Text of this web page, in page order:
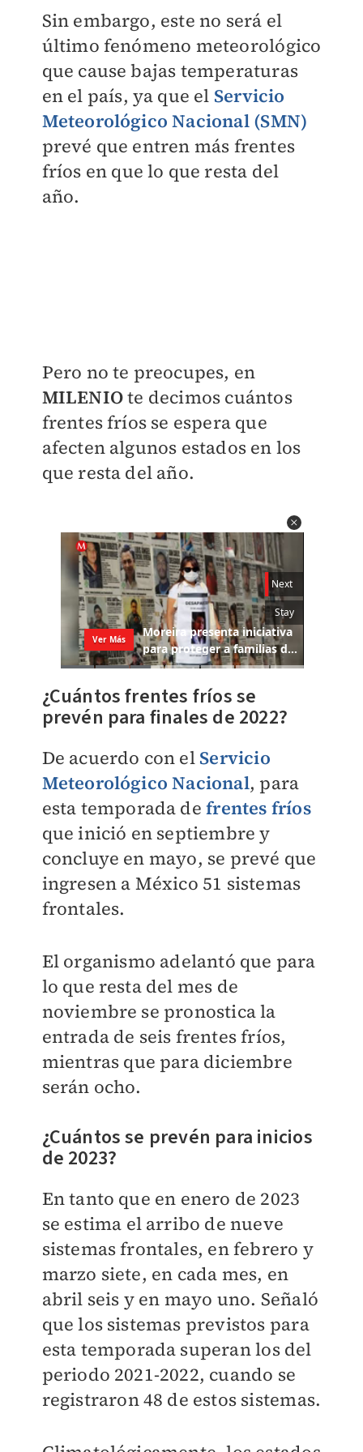
Sin embargo, este no será el
último fenómeno meteorológico
que cause bajas temperaturas
en el país, ya que el Servicio
Meteorológico Nacional (SMN)
prevé que entren más frentes
fríos en que lo que resta del
año.
Pero no te preocupes, en
MILENIOte decimos cuántos
frentes fríos se espera que
afecten algunos estados en los
que resta del año.
¿Cuántos frentes fríos se
prevén para finales de 2022?
De acuerdo con el Servicio
Meteorológico Nacional, para
esta temporada defrentes fríos
que inició en septiembre y
concluye en mayo, se prevé que
ingresen a México 51 sistemas
frontales.
El organismo adelantó que para
lo que resta del mes de
noviembre se pronostica la
entrada de seis frentes fríos,
mientras que para diciembre
serán ocho.
¿Cuántos se prevén para inicios
de 2023?
En tanto que en enero de 2023
se estima el arribo de nueve
sistemas frontales, en febrero y
marzo siete, en cada mes, en
abril seis y en mayo uno. Señaló
que los sistemas previstos para
esta temporada superan los del
periodo 2021-2022, cuando se
registraron 48 de estos sistemas.